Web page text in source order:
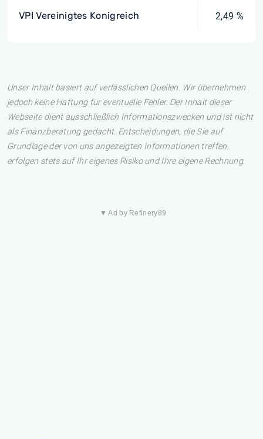
VPI Vereinigtes Konigreich 2,49 %
Unser Inhalt basiert auf verlässlichen Quellen. Wir übernehmen
jedoch keine Haftung für eventuelle Fehler. Der Inhalt dieser
Webseite dient ausschließlich Informationszwecken und ist nicht
als Finanzberatung gedacht. Entscheidungen, die Sie auf
Grundlage der von uns angezeigten Informationen treffen,
erfolgen stets auf Ihr eigenes Risiko und Ihre eigene Rechnung.
▼ Ad by Refinery89